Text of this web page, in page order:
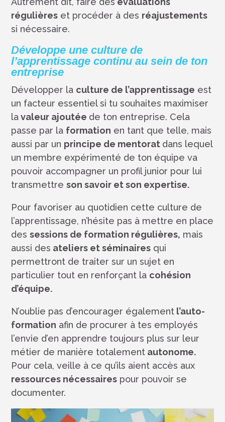
régulières et procéder à des réajustements
si nécessaire.
Développe une culture de
l’apprentissage continu au sein de ton
entreprise
Développer la culture de l’apprentissage est
un facteur essentiel si tu souhaites maximiser
lavaleur ajoutée de ton entreprise. Cela
passe par la formation en tant que telle, mais
aussi par un principe de mentorat dans lequel
un membre expérimenté de ton équipe va
pouvoir accompagner un profil junior pour lui
transmettreson savoir et son expertise.
Pour favoriser au quotidien cette culture de
l’apprentissage, n’hésite pas à mettre en place
dessessions de formation régulières, mais
aussi des ateliers et séminaires qui
permettront de traiter sur un sujet en
particulier tout en renforçant la cohésion
d’équipe.
N’oublie pas d’encourager également l’auto-
formation afin de procurer à tes employés
l’envie d’en apprendre toujours plus sur leur
métier de manière totalement autonome.
Pour cela, veille à ce qu’ils aient accès aux
ressources nécessaires pour pouvoir se
documenter.